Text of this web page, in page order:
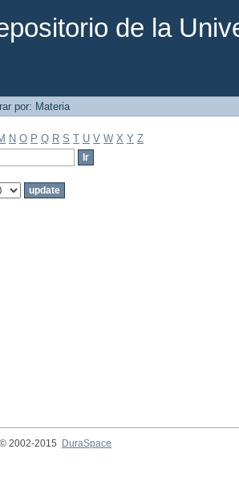
de la
por: Materia
N O P Q R S T U V W X Y Z
2002-2015
DuraSpace